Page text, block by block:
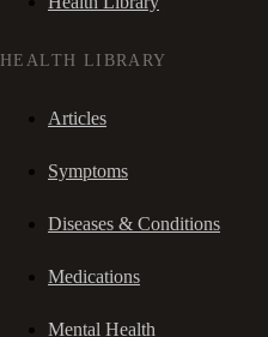
HEALTH LIBRARY
Articles
Symptoms
Diseases & Conditions
Medications
Mental Health